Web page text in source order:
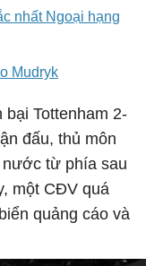
nhất Ngoại hạng
Mudryk
Tottenham 2-
đấu, thủ môn
nước từ phía sau
một CĐV quá
quảng cáo và